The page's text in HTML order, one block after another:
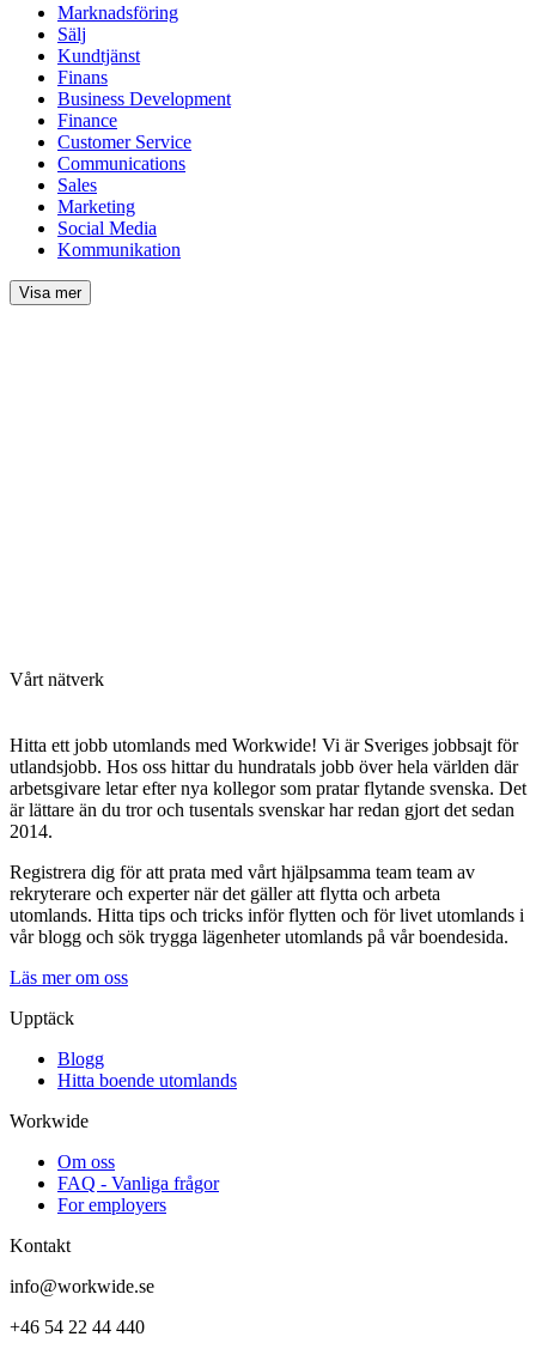
Marknadsföring
Sälj
Kundtjänst
Finans
Business Development
Finance
Customer Service
Communications
Sales
Marketing
Social Media
Kommunikation
Visa mer
Vårt nätverk
Hitta ett jobb utomlands med Workwide! Vi är Sveriges jobbsajt för
utlandsjobb. Hos oss hittar du hundratals jobb över hela världen där
arbetsgivare letar efter nya kollegor som pratar flytande svenska. Det
är lättare än du tror och tusentals svenskar har redan gjort det sedan
2014.
Registrera dig för att prata med vårt hjälpsamma team team av
rekryterare och experter när det gäller att flytta och arbeta
utomlands. Hitta tips och tricks inför flytten och för livet utomlands i
vår blogg och sök trygga lägenheter utomlands på vår boendesida.
Läs mer om oss
Upptäck
Blogg
Hitta boende utomlands
Workwide
Om oss
FAQ - Vanliga frågor
For employers
Kontakt
info@workwide.se
+46 54 22 44 440